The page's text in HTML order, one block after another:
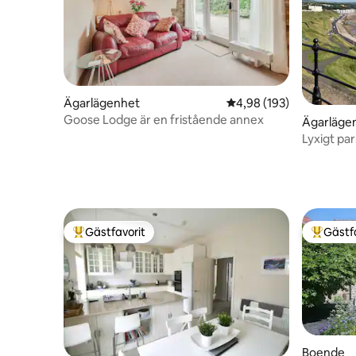
Ägarlägenhet 4,98 av 5 i
4,98 (193)
Goose Lodge är en fristående annex
Lyxigt
Populär gästfavorit
Gästfavorit
Boende